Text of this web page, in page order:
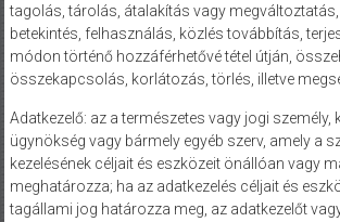
tagolás, tárolás, átalakítás vagy megváltoztatás,
betekintés, felhasználás, közlés továbbítás,
módon történő hozzáférhetővé tétel útján,
összekapcsolás, korlátozás, törlés, illetve
Adatkezelő: az a természetes vagy jogi személy,
ügynökség vagy bármely egyéb szerv, amely a
kezelésének céljait és eszközeit önállóan vagy
meghatározza; ha az adatkezelés céljait és
tagállami jog határozza meg, az adatkezelőt